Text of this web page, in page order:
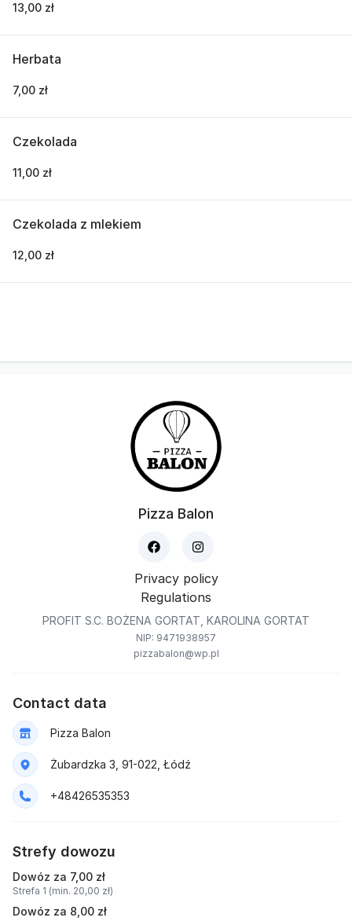
13,00 zł
Herbata
7,00 zł
Czekolada
11,00 zł
Czekolada z mlekiem
12,00 zł
Pizza Balon
Privacy policy
Regulations
PROFIT S.C. BOŻENA GORTAT, KAROLINA GORTAT
NIP: 9471938957
pizzabalon@wp.pl
Contact data
Pizza Balon
Żubardzka 3, 91-022, Łódź
+48426535353
Strefy dowozu
Dowóz za 7,00 zł
Strefa 1 (min. 20,00 zł)
Dowóz za 8,00 zł